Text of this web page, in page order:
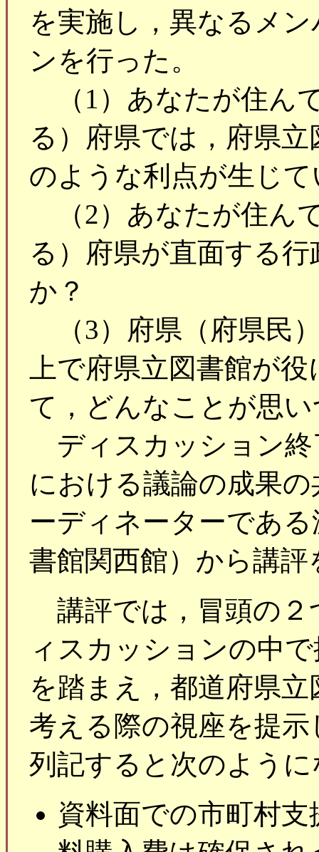
を実施し，異なるメ
ンを行った。
（1）あなたが住ん
る）府県では，府県
のような利点が生じ
（2）あなたが住ん
る）府県が直面する
か？
（3）府県（府県民
上で府県立図書館が
て，どんなことが思
ディスカッション終
における議論の成果
ーディネーターであ
書館関西館）から講評
講評では，冒頭の２
ィスカッションの中
を踏まえ，都道府県
考える際の視座を提
列記すると次のよう
資料面での市町村